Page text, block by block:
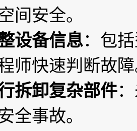
间安全。
设备信息：包
师快速判断故
拆卸复杂部件
全事故。